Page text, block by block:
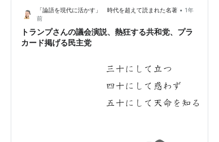
際高校生選抜書展の上位入賞常連校で、昨年は近畿地区
優勝を果たしている。 揮毫したのは「揮毫したのは滋賀
学園、近江、神戸国際大付、東洋大姫路…
「論語を現代に活かす」 時代を超えて読まれた名著 • 1年
前
トランプさんの議会演説、熱狂する共和党、プラ
カード掲げる民主党